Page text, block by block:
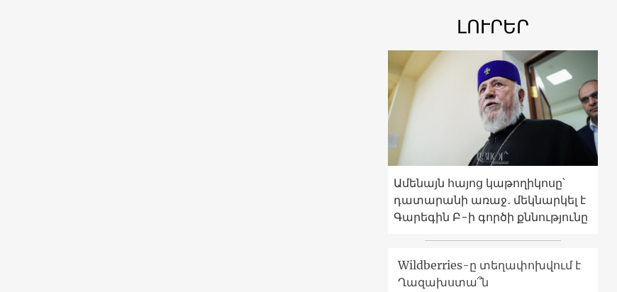
ԼՈՒՐԵՐ
Ամենայն հայոց կաթողիկոսը՝
դատարանի առաջ․ մեկնարկել է
Գարեգին Բ-ի գործի քննությունը
Wildberries-ը տեղափոխվում է
Ղազախստա՞ն